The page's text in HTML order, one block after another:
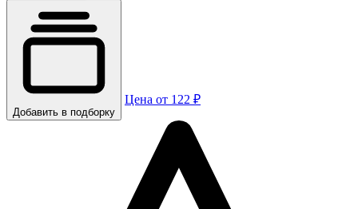
Добавить в подборку
Цена от 122 ₽